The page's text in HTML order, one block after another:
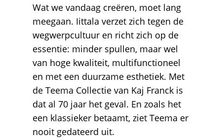
Wat we vandaag creëren, moet lang
meegaan. Iittala verzet zich tegen de
wegwerpcultuur en richt zich op de
essentie: minder spullen, maar wel
van hoge kwaliteit, multifunctioneel
en met een duurzame esthetiek. Met
de Teema Collectie van Kaj Franck is
dat al 70 jaar het geval. En zoals het
een klassieker betaamt, ziet Teema er
nooit gedateerd uit.